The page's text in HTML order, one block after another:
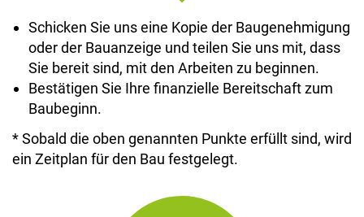
Schicken Sie uns eine Kopie der Baugenehmigung
oder der Bauanzeige und teilen Sie uns mit, dass
Sie bereit sind, mit den Arbeiten zu beginnen.
Bestätigen Sie Ihre finanzielle Bereitschaft zum
Baubeginn.
* Sobald die oben genannten Punkte erfüllt sind, wird
ein Zeitplan für den Bau festgelegt.